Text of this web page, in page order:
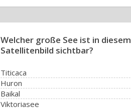
Welcher große See ist in diesem
Satellitenbild sichtbar?
Titicaca
Huron
Baikal
Viktoriasee